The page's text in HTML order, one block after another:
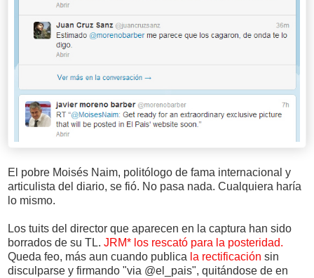
El pobre Moisés Naim, politólogo de fama internacional y
articulista del diario, se fió. No pasa nada. Cualquiera haría
lo mismo.
Los tuits del director que aparecen en la captura han sido
borrados de su TL. JRM* los rescató para la posteridad.
Queda feo, más aun cuando publica la rectificación sin
disculparse y firmando "via @el_pais", quitándose de en